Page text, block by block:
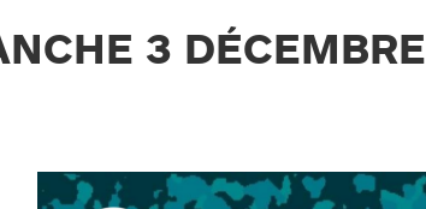
3 DÉCEMBRE